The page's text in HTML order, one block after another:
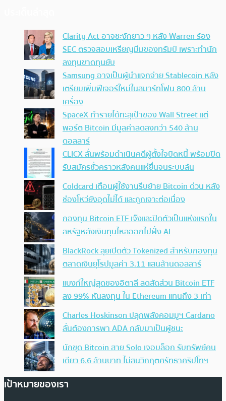
Clarity Act อาจชะงักยาว ๆ หลัง Warren ร้อง
SEC ตรวจสอบเหรียญมีมของทรัมป์ เพราะทำนัก
ลงทุนขาดทุนยับ
Samsung อาจเป็นผู้นำแจกจ่าย Stablecoin หลัง
เตรียมเพิ่มฟีเจอร์ใหม่ในสมาร์ทโฟน 800 ล้าน
เครื่อง
SpaceX ทำรายได้ทะลุเป้าของ Wall Street แต่
พอร์ต Bitcoin มีมูลค่าลดลงกว่า 540 ล้าน
ดอลลาร์
CLICX ลั่นพร้อมดำเนินคดีผู้ตั้งใจบิดหนี้ พร้อมปิด
รับสมัครชั่วคราวหลังคนแห่ยื่นจนระบบล้น
Coldcard เตือนผู้ใช้งานรีบย้าย Bitcoin ด่วน หลัง
ช่องโหว่ยังอุดไม่ได้ และถูกเจาะต่อเนื่อง
กองทุน Bitcoin ETF เจ๊งและปิดตัวเป็นแห่งแรกใน
สหรัฐหลังเงินทุนไหลออกไปฝั่ง AI
BlackRock ลุยเปิดตัว Tokenized สำหรับกองทุน
ตลาดเงินยุโรปมูลค่า 3.11 แสนล้านดอลลาร์
แบงก์ใหญ่สุดของอิตาลี ลดสัดส่วน Bitcoin ETF
ลง 99% หันลงทุน ใน Ethereum แทนถึง 3 เท่า
Charles Hoskinson ปลุกพลังคอมมูฯ Cardano
ลั่นต้องการพา ADA กลับมาเป็นผู้ชนะ
นักขุด Bitcoin สาย Solo เจอบล็อก รับทรัพย์คน
เดียว 6.6 ล้านบาท ไม่สนวิกฤตศรัทธาคริปโทฯ
เป้าหมายของเรา